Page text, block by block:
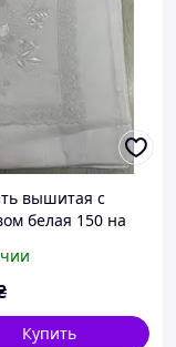
вышитая с
белая 150 на
Купить